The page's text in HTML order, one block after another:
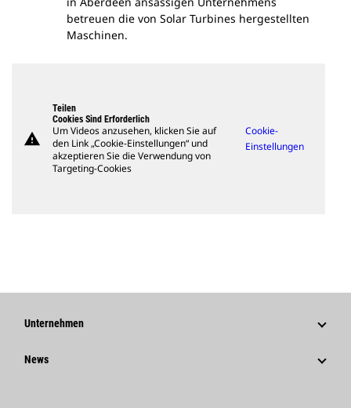
betreuen die von Solar Turbines hergestellten
Maschinen.
warning
Teilen
Cookies Sind Erforderlich
Um Videos anzusehen, klicken Sie auf
den Link „Cookie-Einstellungen“ und
akzeptieren Sie die Verwendung von
Targeting-Cookies
Cookie-
Einstellungen
Unternehmen
Strategie
News